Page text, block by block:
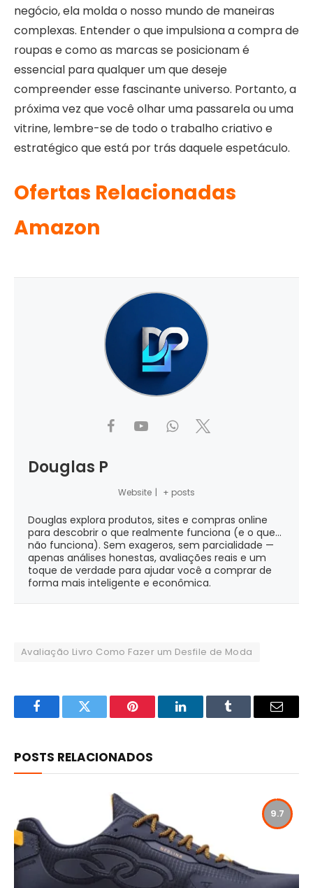
negócio, ela molda o nosso mundo de maneiras
complexas. Entender o que impulsiona a compra de
roupas e como as marcas se posicionam é
essencial para qualquer um que deseje
compreender esse fascinante universo. Portanto, a
próxima vez que você olhar uma passarela ou uma
vitrine, lembre-se de todo o trabalho criativo e
estratégico que está por trás daquele espetáculo.
Ofertas Relacionadas
Amazon
Douglas P
Website | + posts
Douglas explora produtos, sites e compras online
para descobrir o que realmente funciona (e o que...
não funciona). Sem exageros, sem parcialidade —
apenas análises honestas, avaliações reais e um
toque de verdade para ajudar você a comprar de
forma mais inteligente e econômica.
Avaliação Livro Como Fazer um Desfile de Moda
FacebookTwitter Pinterest LinkedInTumblr Email
POSTS RELACIONADOS
9.7